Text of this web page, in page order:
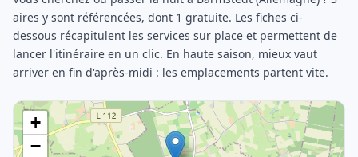
aires y sont référencées, dont 1 gratuite. Les fiches ci-
dessous récapitulent les services sur place et permettent de
lancer l'itinéraire en un clic. En haute saison, mieux vaut
arriver en fin d'après-midi : les emplacements partent vite.
+
−